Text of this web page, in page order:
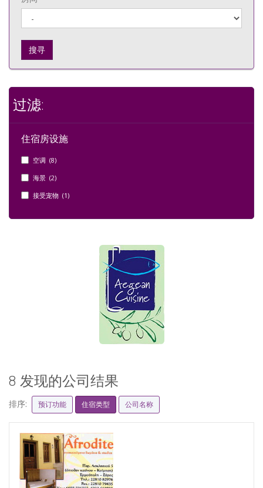
搜寻
过滤:
住宿房设施
空调 (8)
海景 (2)
接受宠物 (1)
8 发现的公司结果
排序: 预订功能 住宿类型 公司名称